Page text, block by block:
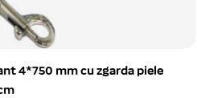
4*750 mm cu zgarda piele